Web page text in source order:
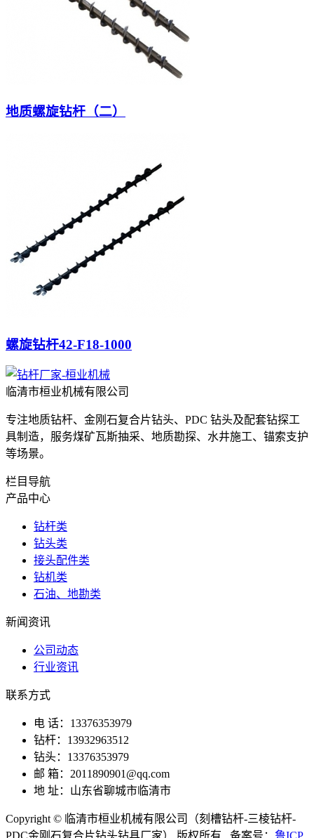
地质螺旋钻杆（二）
螺旋钻杆42-F18-1000
临清市桓业机械有限公司
专注地质钻杆、金刚石复合片钻头、PDC 钻头及配套钻探工
具制造，服务煤矿瓦斯抽采、地质勘探、水井施工、锚索支护
等场景。
栏目导航
产品中心
钻杆类
钻头类
接头配件类
钻机类
石油、地勘类
新闻资讯
公司动态
行业资讯
联系方式
电 话：13376353979
钻杆：13932963512
钻头：13376353979
邮 箱：2011890901@qq.com
地 址：山东省聊城市临清市
Copyright © 临清市桓业机械有限公司（刻槽钻杆-三棱钻杆-